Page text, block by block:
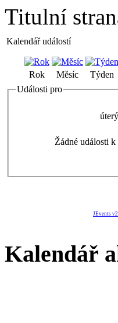
Titulní
Kalendář událostí
Rok Měsíc Týden
Události pro
Žádné události k
JEvents
Kalendář